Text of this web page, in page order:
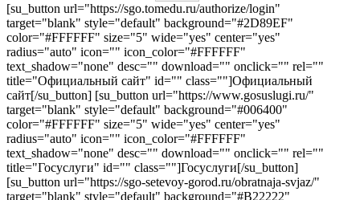
[su_button url="https://sgo.tomedu.ru/authorize/login"
target="blank" style="default" background="#2D89EF"
color="#FFFFFF" size="5" wide="yes" center="yes"
radius="auto" icon="" icon_color="#FFFFFF"
text_shadow="none" desc="" download="" onclick="" rel=""
title="Официальный сайт" id="" class=""]Официальный
сайт[/su_button] [su_button url="https://www.gosuslugi.ru/"
target="blank" style="default" background="#006400"
color="#FFFFFF" size="5" wide="yes" center="yes"
radius="auto" icon="" icon_color="#FFFFFF"
text_shadow="none" desc="" download="" onclick="" rel=""
title="Госуслуги" id="" class=""]Госуслуги[/su_button]
[su_button url="https://sgo-setevoy-gorod.ru/obratnaja-svjaz/"
target="blank" style="default" background="#B22222"